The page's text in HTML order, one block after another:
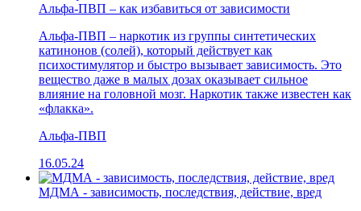
Альфа-ПВП – как избавиться от зависимости
Альфа-ПВП – наркотик из группы синтетических
катинонов (солей), который действует как
психостимулятор и быстро вызывает зависимость. Это
вещество даже в малых дозах оказывает сильное
влияние на головной мозг. Наркотик также известен как
«флакка».
Альфа-ПВП
16.05.24
МДМА - зависимость, последствия, действие, вред